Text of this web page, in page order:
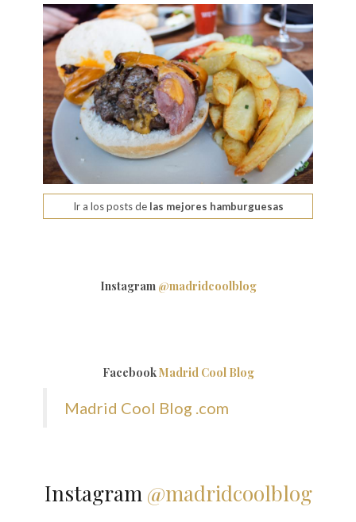
Ir a los posts delas mejores hamburguesas
Instagram @madridcoolblog
FacebookMadrid Cool Blog
Madrid Cool Blog .com
Instagram @madridcoolblog